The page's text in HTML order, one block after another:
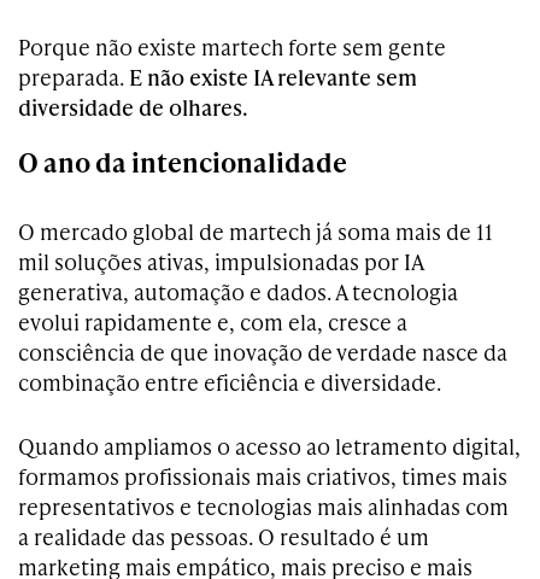
Porque não existe martech forte sem gente
preparada. E não existe IA relevante sem
diversidade de olhares.
O ano da intencionalidade
O mercado global de martech já soma mais de 11
mil soluções ativas, impulsionadas por IA
generativa, automação e dados. A tecnologia
evolui rapidamente e, com ela, cresce a
consciência de que inovação de verdade nasce da
combinação entre eficiência e diversidade.
Quando ampliamos o acesso ao letramento digital,
formamos profissionais mais criativos, times mais
representativos e tecnologias mais alinhadas com
a realidade das pessoas. O resultado é um
marketing mais empático, mais preciso e mais